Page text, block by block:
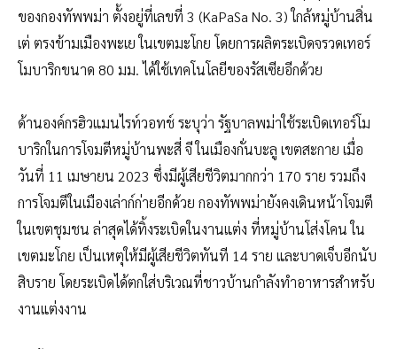
ของกองทัพพม่า ตั้งอยู่ที่เลขที่ 3 (KaPaSa No. 3) ใกล้หมู่บ้านสิ่น
เต่ ตรงข้ามเมืองพะเย ในเขตมะโกย โดยการผลิตระเบิดจรวดเทอร์
โมบาริกขนาด 80 มม. ได้ใช้เทคโนโลยีของรัสเซียอีกด้วย
ด้านองค์กรฮิวแมนไรท์วอทช์ ระบุว่า รัฐบาลพม่าใช้ระเบิดเทอร์โม
บาริกในการโจมตีหมู่บ้านพะสี่ จี ในเมืองกั่นบะลู เขตสะกาย เมื่อ
วันที่ 11 เมษายน 2023 ซึ่งมีผู้เสียชีวิตมากกว่า 170 ราย รวมถึง
การโจมตีในเมืองเล่าก์ก่ายอีกด้วย กองทัพพม่ายังคงเดินหน้าโจมตี
ในเขตชุมชน ล่าสุดได้ทิ้งระเบิดในงานแต่ง ที่หมู่บ้านโส่งโคน ใน
เขตมะโกย เป็นเหตุให้มีผู้เสียชีวิตทันที 14 ราย และบาดเจ็บอีกนับ
สิบราย โดยระเบิดได้ตกใส่บริเวณที่ชาวบ้านกำลังทำอาหารสำหรับ
งานแต่งงาน